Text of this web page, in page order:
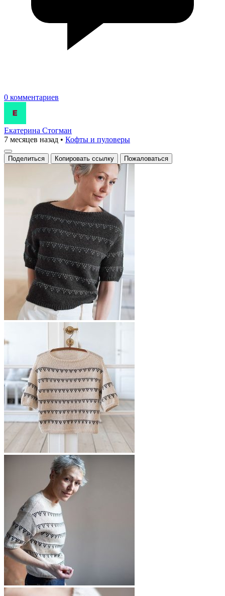
0 комментариев
Екатерина Стогман
7 месяцев назад • Кофты и пуловеры
Поделиться Копировать ссылку Пожаловаться